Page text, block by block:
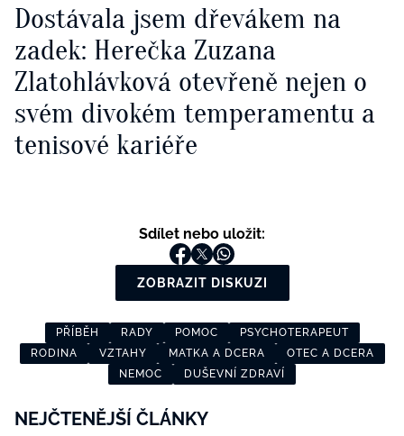
Dostávala jsem dřevákem na
zadek: Herečka Zuzana
Zlatohlávková otevřeně nejen o
svém divokém temperamentu a
tenisové kariéře
Sdílet nebo uložit:
ZOBRAZIT DISKUZI
PŘÍBĚH RADY POMOC
PSYCHOTERAPEUT
RODINA
VZTAHY MATKA A DCERA
OTEC A DCERA
NEMOC
DUŠEVNÍ ZDRAVÍ
NEJČTENĚJŠÍ ČLÁNKY